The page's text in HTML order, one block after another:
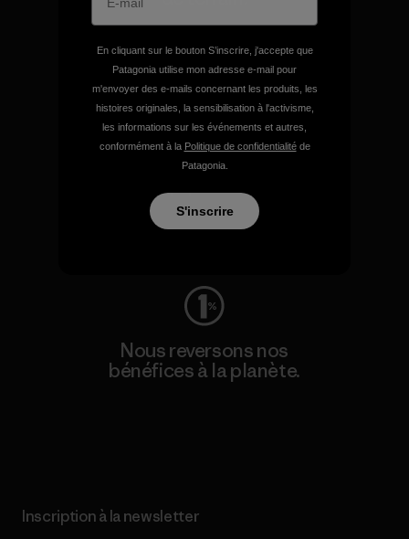
Consulter Patagonia Action Works
Nous faisons durer votre
Nous reversons nos
bénéfices à la planète.
Inscription à la newsletter
En cliquant sur le bouton S’inscrire, j'accepte que
Patagonia utilise mon adresse e-mail pour
m'envoyer des e-mails concernant les produits, les
histoires originales, la sensibilisation à l'activisme,
les informations sur les événements et autres,
conformément à la Politique de confidentialitéde
Patagonia.
S'inscrire